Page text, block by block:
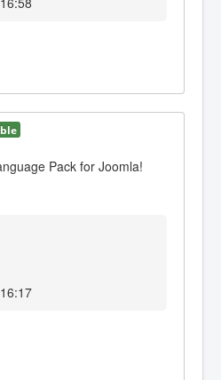
Pack for Joomla!